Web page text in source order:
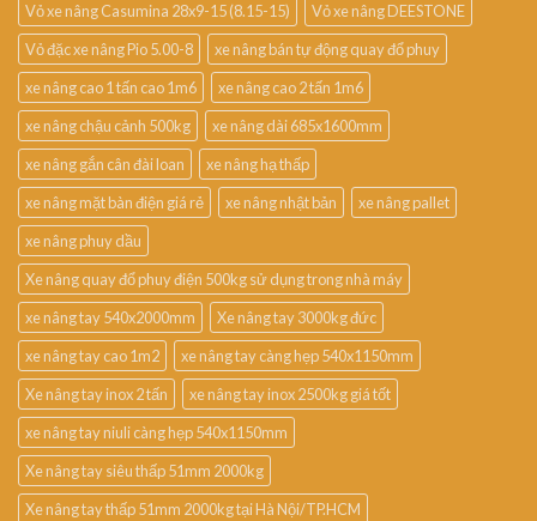
Vỏ xe nâng Casumina 28x9-15 (8.15-15)
Vỏ xe nâng DEESTONE
Vỏ đặc xe nâng Pio 5.00-8
xe nâng bán tự động quay đổ phuy
xe nâng cao 1 tấn cao 1m6
xe nâng cao 2 tấn 1m6
xe nâng chậu cảnh 500kg
xe nâng dài 685x1600mm
xe nâng gắn cân đài loan
xe nâng hạ thấp
xe nâng mặt bàn điện giá rẻ
xe nâng nhật bản
xe nâng pallet
xe nâng phuy dầu
Xe nâng quay đổ phuy điện 500kg sử dụng trong nhà máy
xe nâng tay 540x2000mm
Xe nâng tay 3000kg đức
xe nâng tay cao 1m2
xe nâng tay càng hẹp 540x1150mm
Xe nâng tay inox 2 tấn
xe nâng tay inox 2500kg giá tốt
xe nâng tay niuli càng hẹp 540x1150mm
Xe nâng tay siêu thấp 51mm 2000kg
Xe nâng tay thấp 51mm 2000kg tại Hà Nội/TP.HCM